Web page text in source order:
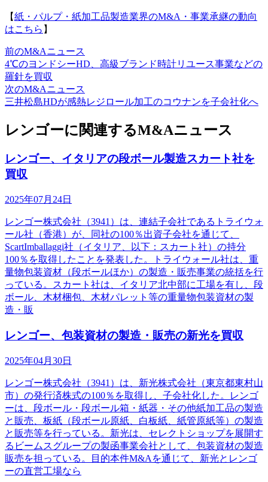
【紙・パルプ・紙加工品製造業界のM&A・事業承継の動向
はこちら 】
前のM&Aニュース
4℃のヨンドシーHD、高級ブランド時計リユース事業などの
羅針を買収
次のM&Aニュース
三井松島HDが感熱レジロール加工のコウナンを子会社化へ
レンゴーに関連するM&Aニュース
レンゴー、イタリアの段ボール製造スカート社を
買収
2025年07月24日
レンゴー株式会社（3941）は、連結子会社であるトライウォ
ール社（香港）が、同社の100％出資子会社を通じて、
ScartImballaggi社（イタリア、以下：スカート社）の持分
100％を取得したことを発表した。トライウォール社は、重
量物包装資材（段ボールほか）の製造・販売事業の統括を行
っている。スカート社は、イタリア北中部に工場を有し、段
ボール、木材梱包、木材パレット等の重量物包装資材の製
造・販
レンゴー、包装資材の製造・販売の新光を買収
2025年04月30日
レンゴー株式会社（3941）は、新光株式会社（東京都東村山
市）の発行済株式の100％を取得し、子会社化した。レンゴ
ーは、段ボール・段ボール箱・紙器・その他紙加工品の製造
と販売、板紙（段ボール原紙、白板紙、紙管原紙等）の製造
と販売等を行っている。新光は、セレクトショップを展開す
るビームスグループの製函事業会社として、包装資材の製造
販売を担っている。目的本件M&Aを通じて、新光とレンゴ
ーの直営工場なら